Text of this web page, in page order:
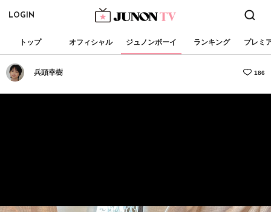
LOGIN
トップ オフィシャル ジュノンボーイ ランキング プレミ
兵頭幸樹 186